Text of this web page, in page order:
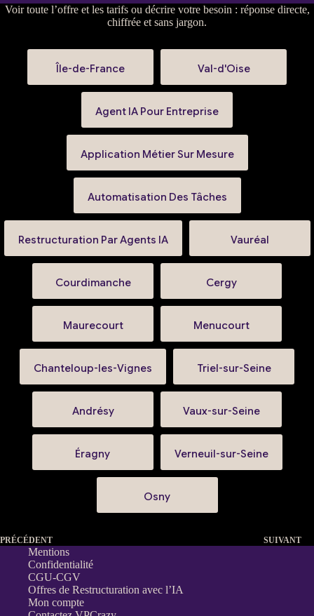
Voirtoute l’offre et les tarifsou décrire votre besoin : réponse directe,
chiffrée et sans jargon.
Île-de-France Val-d'Oise
Agent IA Pour Entreprise
Application Métier Sur Mesure
Automatisation Des Tâches
Restructuration Par Agents IA Vauréal
Courdimanche Cergy
Maurecourt Menucourt
Chanteloup-les-Vignes Triel-sur-Seine
Andrésy Vaux-sur-Seine
Éragny Verneuil-sur-Seine
Osny
PRÉCÉDENT SUIVANT
Mentions
Confidentialité
CGU-CGV
Offres de Restructuration avec l’IA
Mon compte